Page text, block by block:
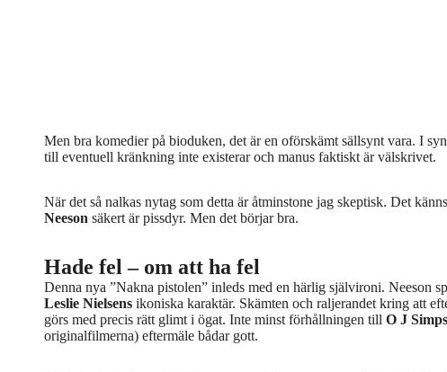
Men bra komedier på bioduken, det är en oförskämt sällsynt vara. I
till eventuell kränkning inte existerar och manus faktiskt är välskrivet.
När det så nalkas nytag som detta är åtminstone jag skeptisk. Det
Neeson säkert är pissdyr. Men det börjar bra.
Hade fel – om att ha fel
Denna nya ”Nakna pistolen” inleds med en härlig självironi. Neeson
Leslie Nielsens ikoniska karaktär. Skämten och raljerandet kring att
görs med precis rätt glimt i ögat. Inte minst förhållningen till O J
originalfilmerna) eftermäle bådar gott.